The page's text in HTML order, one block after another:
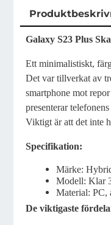
Galaxy S23 Plus
Ett minimalistiskt,
Det var tillverkat av
smartphone mot
presenterar
Viktigt är att det inte
Specifikation:
Märke:
Modell: Klar
Material: PC,
De viktigaste